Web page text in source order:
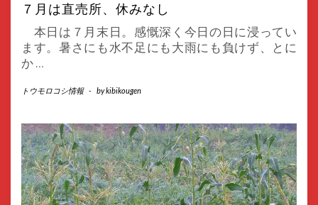
７月は直売所、休みなし
本日は７月末日。感慨深く今日の日に浸ってい
ます。暑さにも水不足にも大雨にも負けず、とに
か…
トウモロコシ情報 - bykibikougen